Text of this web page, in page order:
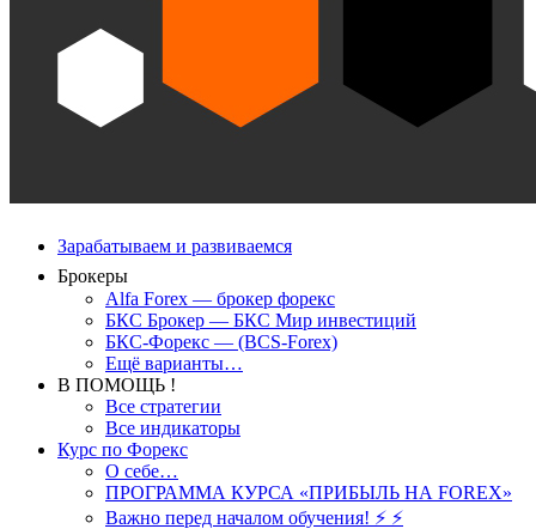
Зарабатываем и развиваемся
Брокеры
Alfa Forex — брокер форекс
БКС Брокер — БКС Мир инвестиций
БКС-Форекс — (BCS-Forex)
Ещё варианты…
В ПОМОЩЬ !
Все стратегии
Все индикаторы
Курс по Форекс
О себе…
ПРОГРАММА КУРСА «ПРИБЫЛЬ НА FOREX»
Важно перед началом обучения! ⚡ ⚡